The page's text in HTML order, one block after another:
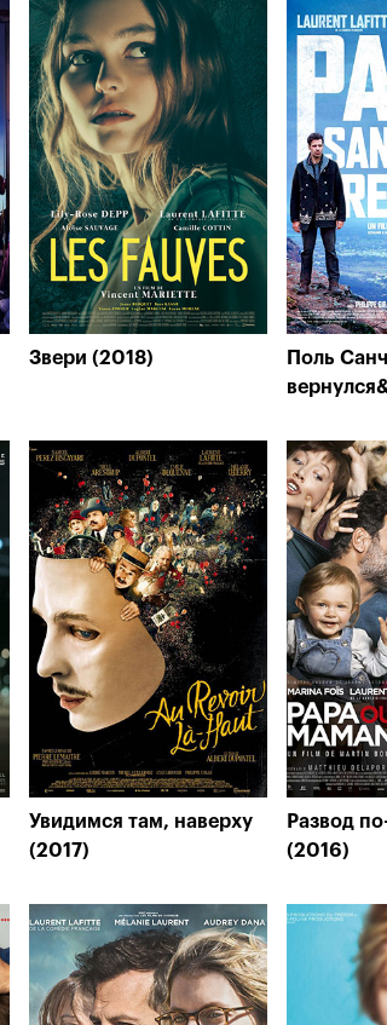
Звери (2018)
Поль
Увидимся там, наверху
(2017)
Развод
(2016)